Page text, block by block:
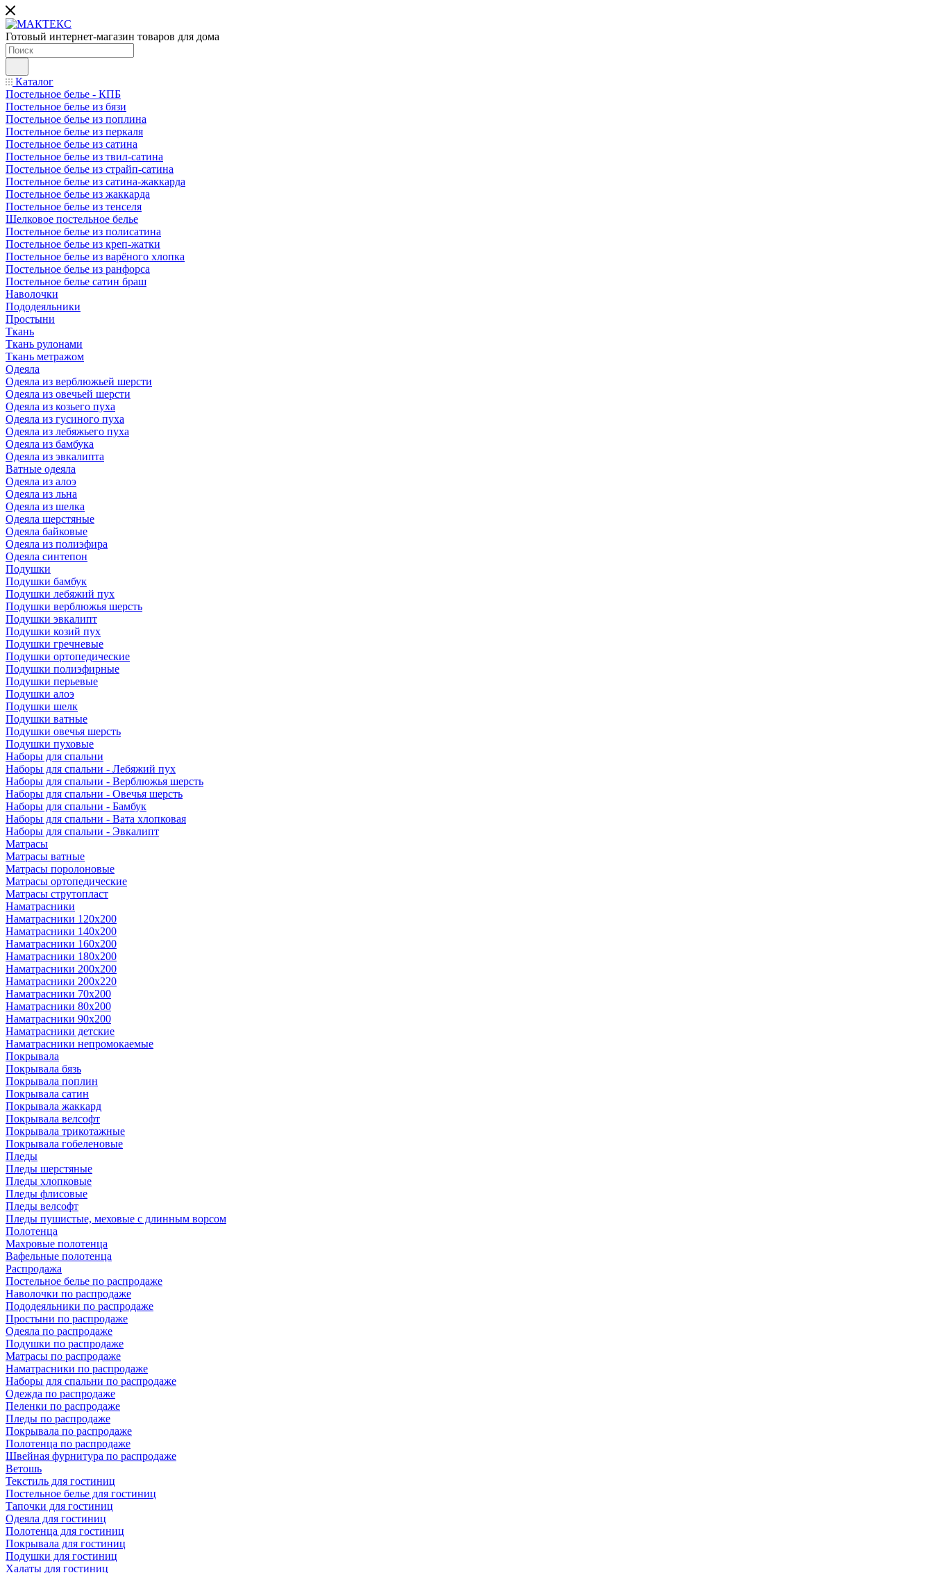
Готовый интернет-магазин товаров для дома
Каталог
Постельное белье - КПБ
Постельное белье из бязи
Постельное белье из поплина
Постельное белье из перкаля
Постельное белье из сатина
Постельное белье из твил-сатина
Постельное белье из страйп-сатина
Постельное белье из сатина-жаккарда
Постельное белье из жаккарда
Постельное белье из тенселя
Шелковое постельное белье
Постельное белье из полисатина
Постельное белье из креп-жатки
Постельное белье из варёного хлопка
Постельное белье из ранфорса
Постельное белье сатин браш
Наволочки
Пододеяльники
Простыни
Ткань
Ткань рулонами
Ткань метражом
Одеяла
Одеяла из верблюжьей шерсти
Одеяла из овечьей шерсти
Одеяла из козьего пуха
Одеяла из гусиного пуха
Одеяла из лебяжьего пуха
Одеяла из бамбука
Одеяла из эвкалипта
Ватные одеяла
Одеяла из алоэ
Одеяла из льна
Одеяла из шелка
Одеяла шерстяные
Одеяла байковые
Одеяла из полиэфира
Одеяла синтепон
Подушки
Подушки бамбук
Подушки лебяжий пух
Подушки верблюжья шерсть
Подушки эвкалипт
Подушки козий пух
Подушки гречневые
Подушки ортопедические
Подушки полиэфирные
Подушки перьевые
Подушки алоэ
Подушки шелк
Подушки ватные
Подушки овечья шерсть
Подушки пуховые
Наборы для спальни
Наборы для спальни - Лебяжий пух
Наборы для спальни - Верблюжья шерсть
Наборы для спальни - Овечья шерсть
Наборы для спальни - Бамбук
Наборы для спальни - Вата хлопковая
Наборы для спальни - Эвкалипт
Матрасы
Матрасы ватные
Матрасы поролоновые
Матрасы ортопедические
Матрасы струтопласт
Наматрасники
Наматрасники 120х200
Наматрасники 140х200
Наматрасники 160х200
Наматрасники 180х200
Наматрасники 200х200
Наматрасники 200х220
Наматрасники 70х200
Наматрасники 80х200
Наматрасники 90х200
Наматрасники детские
Наматрасники непромокаемые
Покрывала
Покрывала бязь
Покрывала поплин
Покрывала сатин
Покрывала жаккард
Покрывала велсофт
Покрывала трикотажные
Покрывала гобеленовые
Пледы
Пледы шерстяные
Пледы хлопковые
Пледы флисовые
Пледы велсофт
Пледы пушистые, меховые с длинным ворсом
Полотенца
Махровые полотенца
Вафельные полотенца
Распродажа
Постельное белье по распродаже
Наволочки по распродаже
Пододеяльники по распродаже
Простыни по распродаже
Одеяла по распродаже
Подушки по распродаже
Матрасы по распродаже
Наматрасники по распродаже
Наборы для спальни по распродаже
Одежда по распродаже
Пеленки по распродаже
Пледы по распродаже
Покрывала по распродаже
Полотенца по распродаже
Швейная фурнитура по распродаже
Ветошь
Текстиль для гостиниц
Постельное белье для гостиниц
Тапочки для гостиниц
Одеяла для гостиниц
Полотенца для гостиниц
Покрывала для гостиниц
Подушки для гостиниц
Халаты для гостиниц